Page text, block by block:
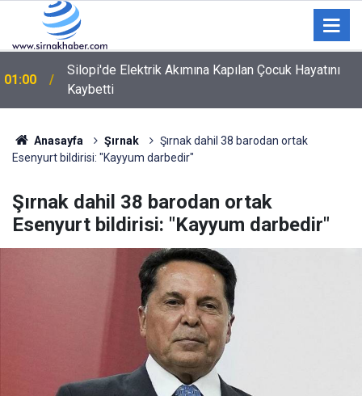
00:12
Şırnak'ta Büyükbaş Hayvan Çiftliği İçin Arazi Etüdü
Yapıldı
Anasayfa Şırnak
Şırnak dahil 38 barodan ortak
Esenyurt bildirisi: "Kayyum darbedir"
Şırnak dahil 38 barodan ortak
Esenyurt bildirisi: "Kayyum darbedir"